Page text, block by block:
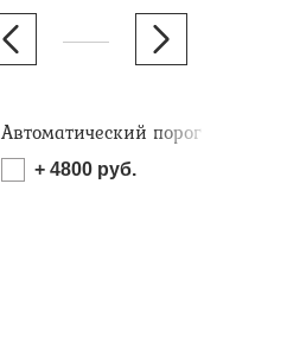
Автоматический порог
+ 4800 руб.